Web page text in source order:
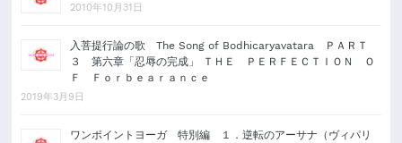
2010年10月31日
入菩提行論の歌 The Song of Bodhicaryavatara ＰＡＲＴ
３ 第六章「忍辱の完成」 ＴＨＥ ＰＥＲＦＥＣＴＩＯＮ Ｏ
Ｆ Ｆｏｒｂｅａｒａｎｃｅ
2019年3月9日
ワンポイントヨーガ 特別編 １．逆転のアーサナ（ヴィパリ